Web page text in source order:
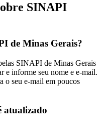
SINAPI
de Minas Gerais?
SINAPI de Minas Gerais
e informe seu nome e e-mail.
o seu e-mail em poucos
atualizado